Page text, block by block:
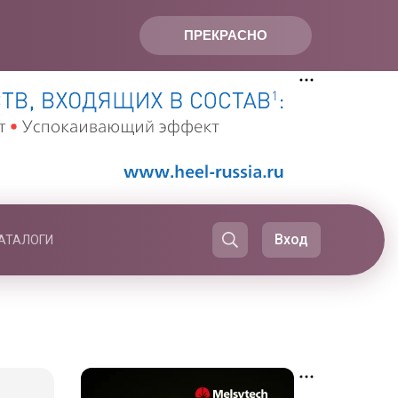
ПРЕКРАСНО
Вход